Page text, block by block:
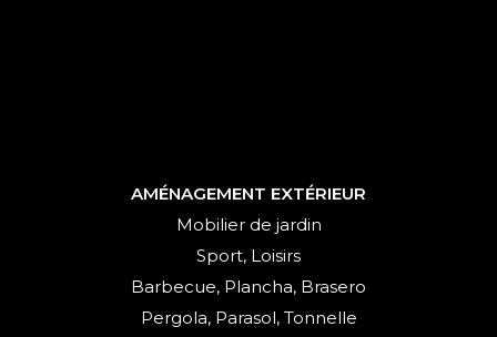
AMÉNAGEMENT EXTÉRIEUR
Mobilier de jardin
Sport, Loisirs
Barbecue, Plancha, Brasero
Pergola, Parasol, Tonnelle